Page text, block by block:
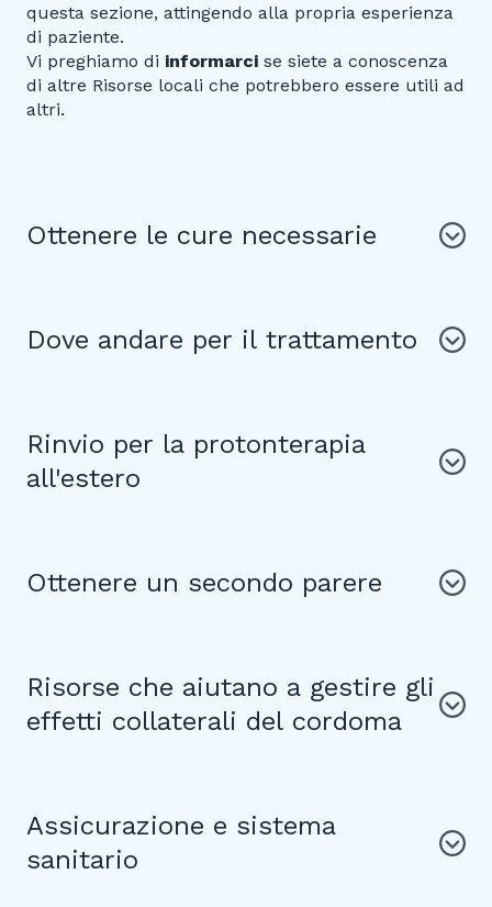
questa sezione, attingendo alla propria esperienza
di paziente.
Vi preghiamo di informarci se siete a conoscenza
di altre Risorse locali che potrebbero essere utili ad
altri.
Ottenere le cure necessarie
Dove andare per il trattamento
Rinvio per la protonterapia
all'estero
Ottenere un secondo parere
Risorse che aiutano a gestire gli
effetti collaterali del cordoma
Assicurazione e sistema
sanitario